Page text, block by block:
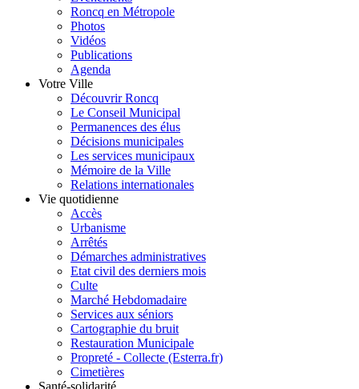
Roncq en Métropole
Photos
Vidéos
Publications
Agenda
Votre Ville
Découvrir Roncq
Le Conseil Municipal
Permanences des élus
Décisions municipales
Les services municipaux
Mémoire de la Ville
Relations internationales
Vie quotidienne
Accès
Urbanisme
Arrêtés
Démarches administratives
Etat civil des derniers mois
Culte
Marché Hebdomadaire
Services aux séniors
Cartographie du bruit
Restauration Municipale
Propreté - Collecte (Esterra.fr)
Cimetières
Santé-solidarité